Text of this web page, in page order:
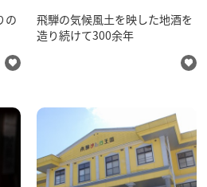
の
飛騨の気候風土を映した地酒を
造り続けて300余年